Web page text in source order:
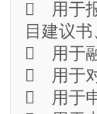
 用于
目建议
 用于
 用于
 用于